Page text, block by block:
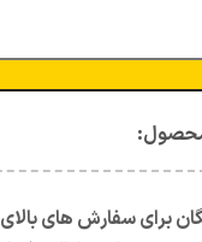
سفارش های بالای 10 میلیون تومان